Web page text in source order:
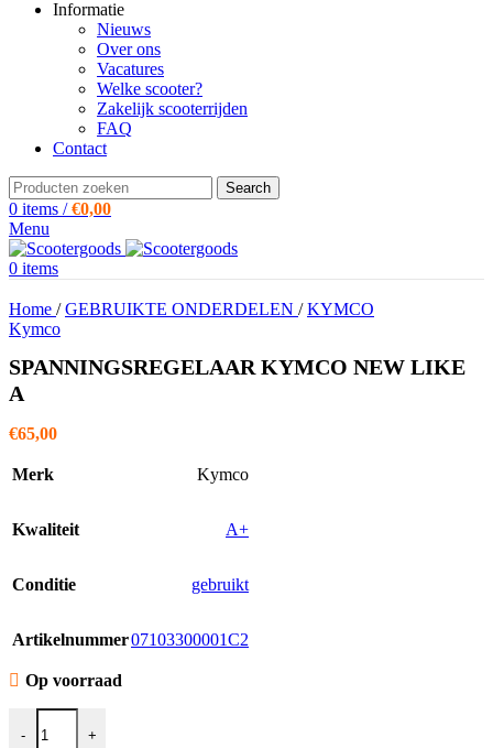
Informatie
Nieuws
Over ons
Vacatures
Welke scooter?
Zakelijk scooterrijden
FAQ
Contact
Search
0 items / €0,00
Menu
0 items
Home / GEBRUIKTE ONDERDELEN / KYMCO
Kymco
SPANNINGSREGELAAR KYMCO NEW LIKE
A
€65,00
Merk Kymco
Kwaliteit A+
Conditie gebruikt
Artikelnummer07103300001C2
Op voorraad
-
SPANNINGSREGELAAR KYMCO NEW LIKE A aantal
+